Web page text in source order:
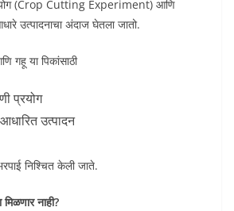
(Crop Cutting Experiment) आणि
उत्पादनाचा अंदाज घेतला जातो.
गहू या पिकांसाठी
प्रयोग
उत्पादन
निश्चित केली जाते.
मिळणार नाही?